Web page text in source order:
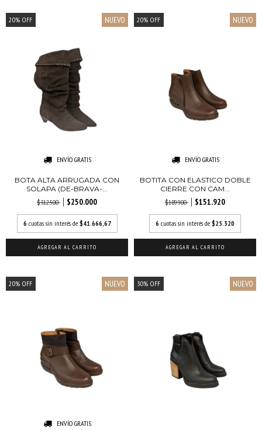
20% OFF
ENVÍO GRATIS
NUEVO
BOTA ALTA ARRUGADA CON
SOLAPA (DE-BRAVA-...
$312.500
$250.000
6 cuotas sin interés de $41.666,67
AGREGAR AL CARRITO
20% OFF
ENVÍO GRATIS
NUEVO
BOTITA CON ELASTICO DOBLE
CIERRE CON CAM...
$189.900
$151.920
6 cuotas sin interés de $25.320
AGREGAR AL CARRITO
20% OFF
ENVÍO GRATIS
NUEVO 30% OFF NUEVO